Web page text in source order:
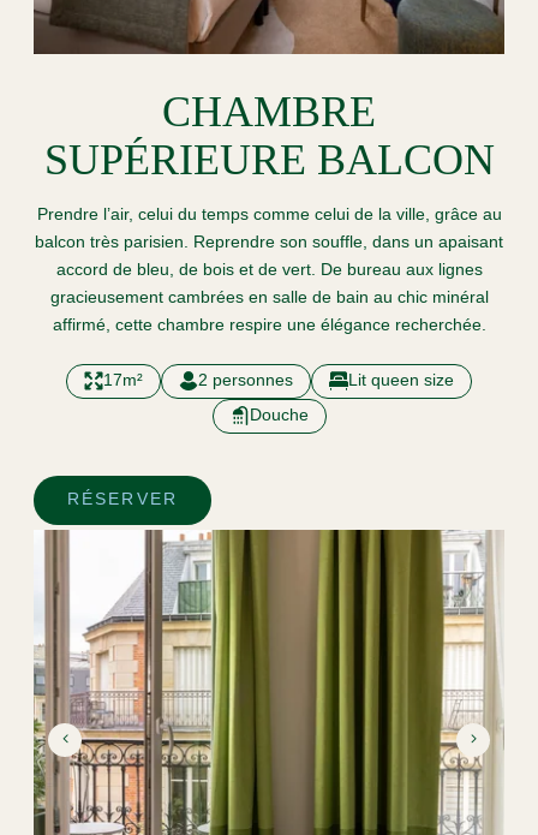
CHAMBRE
SUPÉRIEURE BALCON
Prendre l’air, celui du temps comme celui de la ville, grâce au
balcon très parisien. Reprendre son souffle, dans un apaisant
accord de bleu, de bois et de vert. De bureau aux lignes
gracieusement cambrées en salle de bain au chic minéral
affirmé, cette chambre respire une élégance recherchée.
17m² 2 personnes
Lit queen size
Douche
RÉSERVER